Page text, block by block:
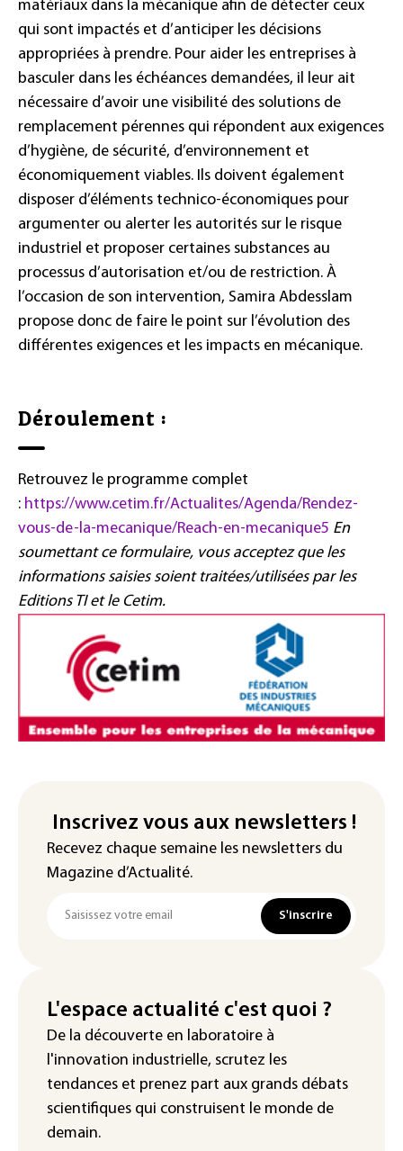
matériaux dans la mécanique afin de détecter ceux
qui sont impactés et d’anticiper les décisions
appropriées à prendre. Pour aider les entreprises à
basculer dans les échéances demandées, il leur ait
nécessaire d’avoir une visibilité des solutions de
remplacement pérennes qui répondent aux exigences
d’hygiène, de sécurité, d’environnement et
économiquement viables. Ils doivent également
disposer d’éléments technico-économiques pour
argumenter ou alerter les autorités sur le risque
industriel et proposer certaines substances au
processus d’autorisation et/ou de restriction. À
l’occasion de son intervention, Samira Abdesslam
propose donc de faire le point sur l’évolution des
différentes exigences et les impacts en mécanique.
Déroulement :
Retrouvez le programme complet
: https://www.cetim.fr/Actualites/Agenda/Rendez-
vous-de-la-mecanique/Reach-en-mecanique5 En
soumettant ce formulaire, vous acceptez que les
informations saisies soient traitées/utilisées par les
Editions TI et le Cetim.
Inscrivez vous aux newsletters !
Recevez chaque semaine les newsletters du
Magazine d’Actualité.
S'inscrire
L'espace actualité c'est quoi ?
De la découverte en laboratoire à
l'innovation industrielle, scrutez les
tendances et prenez part aux grands débats
scientifiques qui construisent le monde de
demain.